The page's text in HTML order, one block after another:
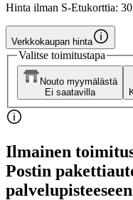
Hinta ilman S-Etukorttia:
Verkkokaupan hinta
Valitse toimitustapa
Nouto myymälästä
Ei saatavilla
Ilmainen
Postin